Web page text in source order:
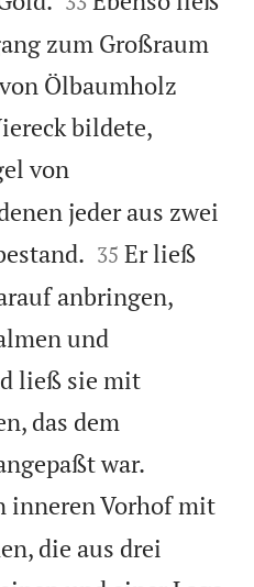
zum Großraum
Ölbaumholz
bildete,
von
jeder aus zwei


35 Er ließ
anbringen,
und
ließ sie mit
das dem
war.
inneren Vorhof mit
die aus drei